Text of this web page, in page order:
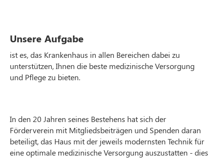
Unsere Aufgabe
ist es, das Krankenhaus in allen Bereichen dabei zu
unterstützen, Ihnen die beste medizinische Versorgung
und Pflege zu bieten.
In den 20 Jahren seines Bestehens hat sich der
Förderverein mit Mitgliedsbeiträgen und Spenden daran
beteiligt, das Haus mit der jeweils modernsten Technik für
eine optimale medizinische Versorgung auszustatten - dies